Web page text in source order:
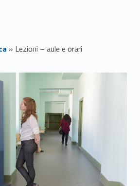
» Lezioni – aule e orari